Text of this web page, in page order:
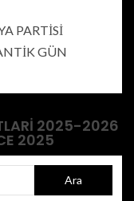
PARTİSİ
GÜN
2025-2026
2025